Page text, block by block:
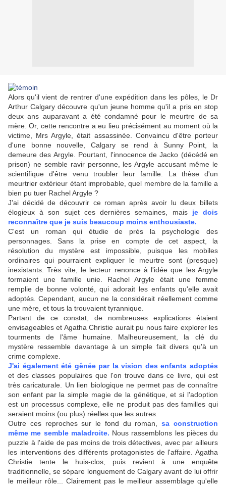
Alors qu'il vient de rentrer d'une expédition dans les pôles, le Dr
Arthur Calgary découvre qu'un jeune homme qu'il a pris en stop
deux ans auparavant a été condamné pour le meurtre de sa
mère. Or, cette rencontre a eu lieu précisément au moment où la
victime, Mrs Argyle, était assassinée. Convaincu d'être porteur
d'une bonne nouvelle, Calgary se rend à Sunny Point, la
demeure des Argyle. Pourtant, l'innocence de Jacko (décédé en
prison) ne semble ravir personne, les Argyle accusant même le
scientifique d'être venu troubler leur famille. La thèse d'un
meurtrier extérieur étant improbable, quel membre de la famille a
bien pu tuer Rachel Argyle ?
J'ai décidé de découvrir ce roman après avoir lu deux billets
élogieux à son sujet ces dernières semaines, maisje dois
reconnaître que je suis beaucoup moins enthousiaste.
C'est un roman qui étudie de près la psychologie des
personnages. Sans la prise en compte de cet aspect, la
résolution du mystère est impossible, puisque les mobiles
ordinaires qui pourraient expliquer le meurtre sont (presque)
inexistants. Très vite, le lecteur renonce à l'idée que les Argyle
formaient une famille unie. Rachel Argyle était une femme
remplie de bonne volonté, qui adorait les enfants qu'elle avait
adoptés. Cependant, aucun ne la considérait réellement comme
une mère, et tous la trouvaient tyrannique.
Partant de ce constat, de nombreuses explications étaient
envisageables et Agatha Christie aurait pu nous faire explorer les
tourments de l'âme humaine. Malheureusement, la clé du
mystère ressemble davantage à un simple fait divers qu'à un
crime complexe.
J'ai également été gênée par la vision des enfants adoptés
et des classes populaires que l'on trouve dans ce livre, qui est
très caricaturale. Un lien biologique ne permet pas de connaître
son enfant par la simple magie de la génétique, et si l'adoption
est un processus complexe, elle ne produit pas des familles qui
seraient moins (ou plus) réelles que les autres.
Outre ces reproches sur le fond du roman,sa construction
même me semble maladroite. Nous rassemblons les pièces du
puzzle à l'aide de pas moins de trois détectives, avec par ailleurs
les interventions des différents protagonistes de l'affaire. Agatha
Christie tente le huis-clos, puis revient à une enquête
traditionnelle, se sépare longuement de Calgary avant de lui offrir
le meilleur rôle... Clairement pas le meilleur assemblage qu'elle